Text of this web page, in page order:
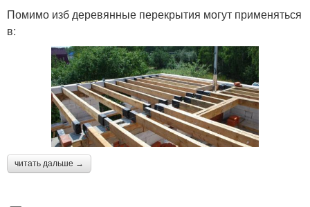
Помимо изб деревянные перекрытия могут применяться
в:
читать дальше →